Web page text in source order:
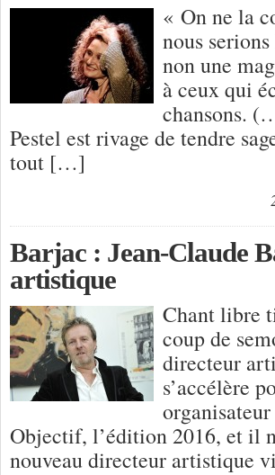
« On ne la
nous
non une
à ceux qui
chansons.
Pestel est rivage de tendre
tout […]
Barjac : Jean-Claude
artistique
Chant libre
coup de
directeur
s’accélère
Objectif, l’édition 2016, et il
nouveau directeur artistique